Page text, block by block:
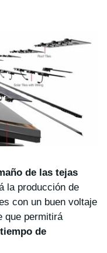
de las tejas
la producción de
con un buen voltaje
que permitirá
de